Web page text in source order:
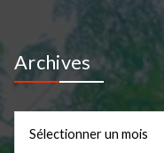
Archives